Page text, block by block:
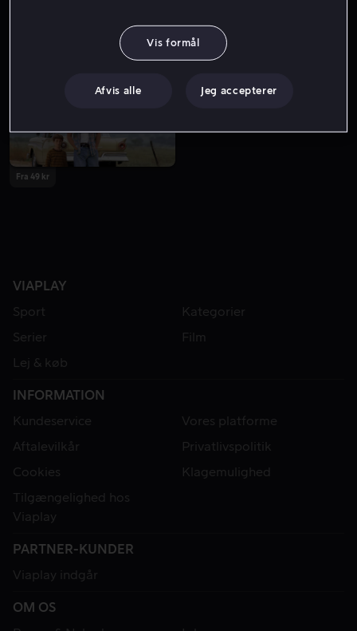
Fra 49 kr
VIAPLAY
Sport
Kategorier
Serier
Film
Lej & køb
INFORMATION
Kundeservice
Vores platforme
Aftalevilkår
Privatlivspolitik
Cookies
Klagemulighed
Tilgængelighed hos
Viaplay
PARTNER-KUNDER
Viaplay indgår
OM OS
Vis formål
Afvis alle Jeg accepterer